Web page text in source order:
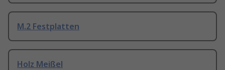
M.2 Festplatten
Holz Meißel